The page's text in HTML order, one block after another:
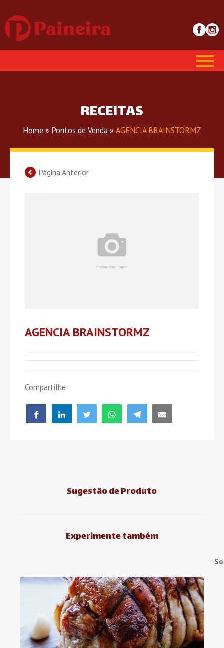
RECEITAS
Home » Pontos de Venda » AGENCIA BRAINSTORMZ
Página Anterior
AGENCIA BRAINSTORMZ
Compartilhe
Sugestão de Produto
Experimente também